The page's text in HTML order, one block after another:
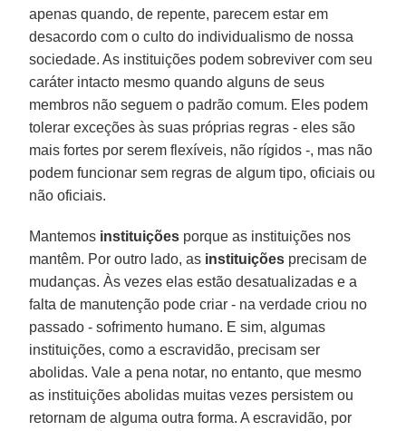
apenas quando, de repente, parecem estar em
desacordo com o culto do individualismo de nossa
sociedade. As instituições podem sobreviver com seu
caráter intacto mesmo quando alguns de seus
membros não seguem o padrão comum. Eles podem
tolerar exceções às suas próprias regras - eles são
mais fortes por serem flexíveis, não rígidos -, mas não
podem funcionar sem regras de algum tipo, oficiais ou
não oficiais.
Mantemos instituições porque as instituições nos
mantêm. Por outro lado, as instituições precisam de
mudanças. Às vezes elas estão desatualizadas e a
falta de manutenção pode criar - na verdade criou no
passado - sofrimento humano. E sim, algumas
instituições, como a escravidão, precisam ser
abolidas. Vale a pena notar, no entanto, que mesmo
as instituições abolidas muitas vezes persistem ou
retornam de alguma outra forma. A escravidão, por